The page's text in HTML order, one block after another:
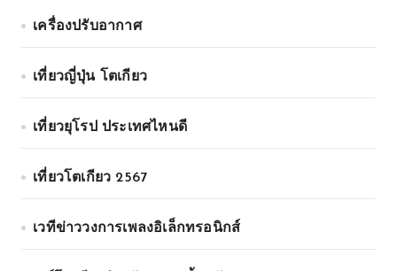
เครื่องปรับอากาศ
เที่ยวญี่ปุ่น โตเกียว
เที่ยวยุโรป ประเทศไหนดี
เที่ยวโตเกียว 2567
เวทีข่าววงการเพลงอิเล็กทรอนิกส์